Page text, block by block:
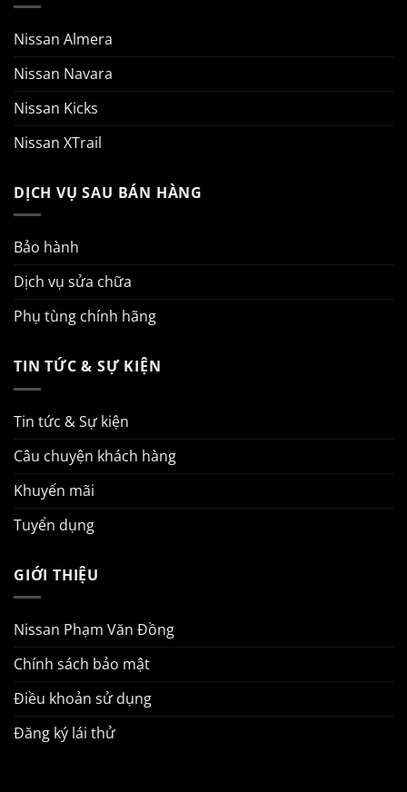
Nissan Almera
Nissan Navara
Nissan Kicks
Nissan XTrail
DỊCH VỤ SAU BÁN HÀNG
Bảo hành
Dịch vụ sửa chữa
Phụ tùng chính hãng
TIN TỨC & SỰ KIỆN
Tin tức & Sự kiện
Câu chuyện khách hàng
Khuyến mãi
Tuyển dụng
GIỚI THIỆU
Nissan Phạm Văn Đồng
Chính sách bảo mật
Điều khoản sử dụng
Đăng ký lái thử